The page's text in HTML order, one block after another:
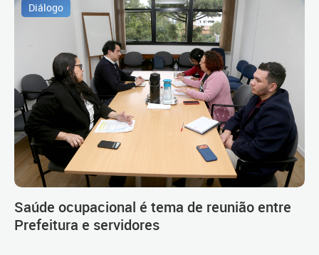
Diálogo
Saúde ocupacional é tema de reunião entre
Prefeitura e servidores